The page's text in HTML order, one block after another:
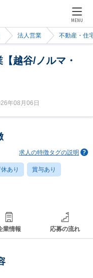
MENU
法人営業 不動産・住
越谷/ノルマ・
年08月06日
求人の特徴タグの説明
あり 賞与あり
業情報 応募の流れ